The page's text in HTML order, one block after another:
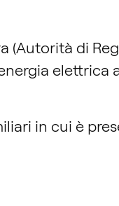
(Autorità di
elettrica
in cui è